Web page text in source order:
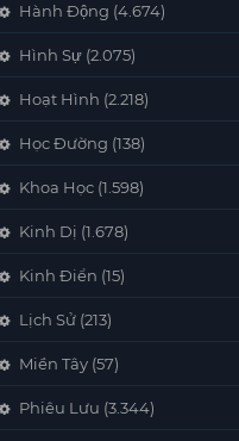
Hành Động (4.674)
Hình Sự (2.075)
Hoạt Hình (2.218)
Học Đường (138)
Khoa Học (1.598)
Kinh Dị (1.678)
Kinh Điển (15)
Lịch Sử (213)
Miền Tây (57)
Phiêu Lưu (3.344)